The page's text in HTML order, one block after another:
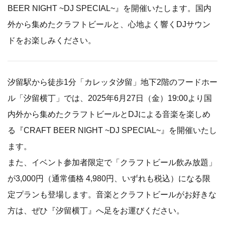
BEER NIGHT ~DJ SPECIAL~』を開催いたします。国内
外から集めたクラフトビールと、心地よく響くDJサウン
ドをお楽しみください。
汐留駅から徒歩1分「カレッタ汐留」地下2階のフードホー
ル「汐留横丁」では、2025年6月27日（金）19:00より国
内外から集めたクラフトビールとDJによる音楽を楽しめ
る『CRAFT BEER NIGHT ~DJ SPECIAL~』を開催いたし
ます。
また、イベント参加者限定で「クラフトビール飲み放題」
が3,000円（通常価格 4,980円、いずれも税込）になる限
定プランも登場します。音楽とクラフトビールがお好きな
方は、ぜひ『汐留横丁』へ足をお運びください。